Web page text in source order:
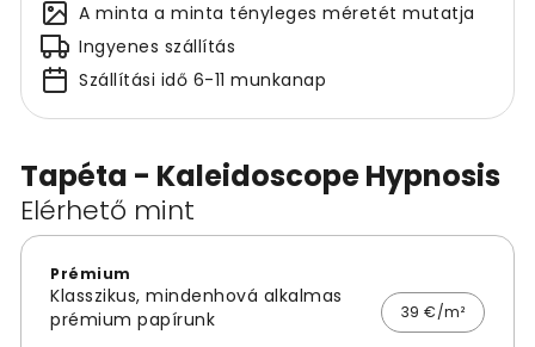
Tapéta - Kaleidoscope Hypnosis
Elérhető mint
Prémium
Klasszikus, mindenhová alkalmas
prémium papírunk
39 €/m²
A minta a minta tényleges méretét mutatja
Ingyenes szállítás
Szállítási idő 6-11 munkanap